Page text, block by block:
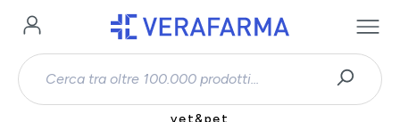
Passa al contenuto principale
vet&pet